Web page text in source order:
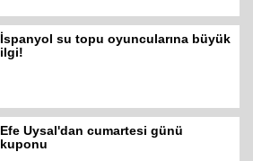
İspanyol su topu oyuncularına büyük
ilgi!
Efe Uysal'dan cumartesi günü
kuponu